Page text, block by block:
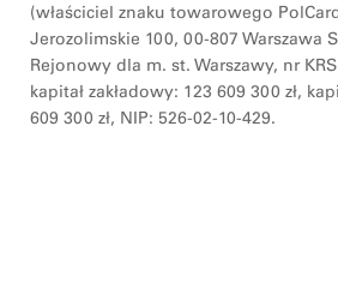
(właściciel znaku towarowego
Jerozolimskie 100, 00-807 Warszawa
Rejonowy dla m. st. Warszawy, nr
kapitał zakładowy: 123 609 300 zł,
609 300 zł, NIP: 526-02-10-429.